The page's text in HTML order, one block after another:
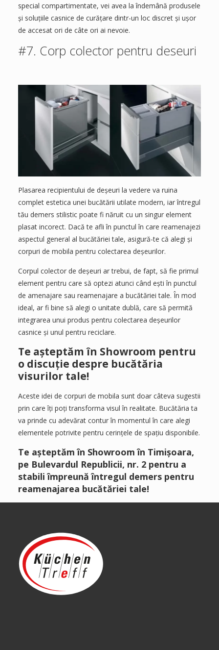
special compartimentate, vei avea la îndemână produsele
și soluțiile casnice de curățare dintr-un loc discret și ușor
de accesat ori de câte ori ai nevoie.
#7. Corp colector pentru deseuri
Plasarea recipientului de deșeuri la vedere va ruina
complet estetica unei bucătării utilate modern, iar întregul
tău demers stilistic poate fi năruit cu un singur element
plasat incorect. Dacă te afli în punctul în care reamenajezi
aspectul general al bucătăriei tale, asigură-te că alegi și
corpuri de mobila pentru colectarea deșeurilor.
Corpul colector de deșeuri ar trebui, de fapt, să fie primul
element pentru care să optezi atunci când ești în punctul
de amenajare sau reamenajare a bucătăriei tale. În mod
ideal, ar fi bine să alegi o unitate dublă, care să permită
integrarea unui produs pentru colectarea deșeurilor
casnice și unul pentru reciclare.
Te așteptăm în Showroom pentru
o discuție despre bucătăria
visurilor tale!
Aceste idei de corpuri de mobila sunt doar câteva sugestii
prin care îți poți transforma visul în realitate. Bucătăria ta
va prinde cu adevărat contur în momentul în care alegi
elementele potrivite pentru cerințele de spațiu disponibile.
Te așteptăm în Showroom în Timișoara,
pe Bulevardul Republicii, nr. 2 pentru a
stabili împreună întregul demers pentru
reamenajarea bucătăriei tale!